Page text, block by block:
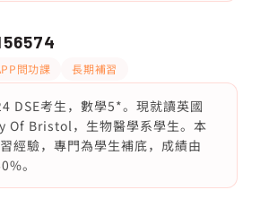
問功課 長期補習
DSE考生，數學5*。現就讀英國
Of Bristol，生物醫學系學生。本
經驗，專門為學生補底，成績由
。